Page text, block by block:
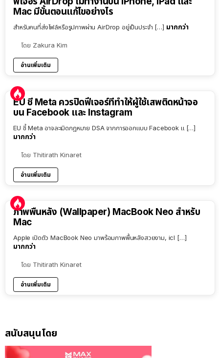
Mac มีขั้นตอนแก้ไขอย่างไร
สำหรับคนที่ส่งไฟล์หรือรูปภาพผ่าน AirDrop อยู่เป็นประจำ […] มากกว่า
โดย Zakura Kim
อ่านเพิ่มเติม
EU ชี้ Meta ควรปิดฟีเจอร์ที่ทำให้ผู้ใช้เสพติดหน้าจอ
บน Facebook และ Instagram
EU ชี้ Meta อาจละเมิดกฎหมาย DSA จากการออกแบบ Facebook แ […]
มากกว่า
โดย Thitirath Kinaret
อ่านเพิ่มเติม
ภาพพื้นหลัง (Wallpaper) MacBook Neo สำหรับ
Mac
Apple เปิดตัว MacBook Neo มาพร้อมภาพพื้นหลังสวยงาม, icl […]
มากกว่า
โดย Thitirath Kinaret
อ่านเพิ่มเติม
สนับสนุนโดย